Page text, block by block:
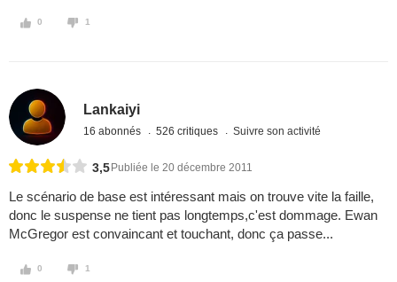
0 1
Lankaiyi
16 abonnés 526 critiques Suivre son activité
3,5 Publiée le 20 décembre 2011
Le scénario de base est intéressant mais on trouve vite la faille,
donc le suspense ne tient pas longtemps,c'est dommage. Ewan
McGregor est convaincant et touchant, donc ça passe...
0 1